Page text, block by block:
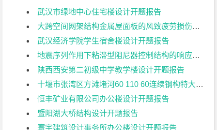
武汉市绿地中心住宅楼设计开题报告
大跨空间网架结构金属屋面板的风致疲劳损伤研究开题报告
武汉经济学院学生宿舍楼设计开题报告
地震序列作用下粘滞型阻尼器控制结构的响应特征研究开题报告
陕西西安第二初级中学教学楼设计开题报告
十堰市张湾区方滩堵河60 110 60连续钢构特大桥上部结构设计开题报告
恒丰矿业有限公司办公楼设计开题报告
暨阳湖大桥结构设计开题报告
寰宇建筑设计事务所办公楼设计开题报告